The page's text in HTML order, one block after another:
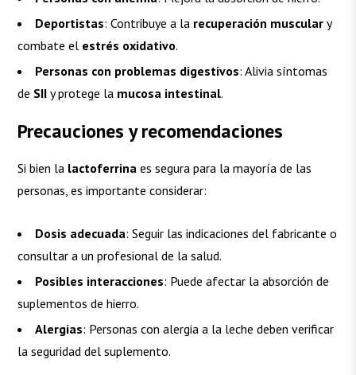
Deportistas: Contribuye a la recuperación muscular y
combate el estrés oxidativo.
Personas con problemas digestivos: Alivia síntomas
de SII y protege la mucosa intestinal.
Precauciones y recomendaciones
Si bien la lactoferrina es segura para la mayoría de las
personas, es importante considerar:
Dosis adecuada: Seguir las indicaciones del fabricante o
consultar a un profesional de la salud.
Posibles interacciones: Puede afectar la absorción de
suplementos de hierro.
Alergias: Personas con alergia a la leche deben verificar
la seguridad del suplemento.